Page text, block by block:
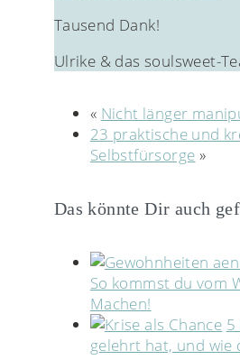
Tausend Dank!
Ulrike & das soulsweet-
« Nicht länger
23 praktische und
Selbstfürsorge »
Das könnte Dir auch
So kommst du vom
Machen!
5
gelehrt hat, und wie